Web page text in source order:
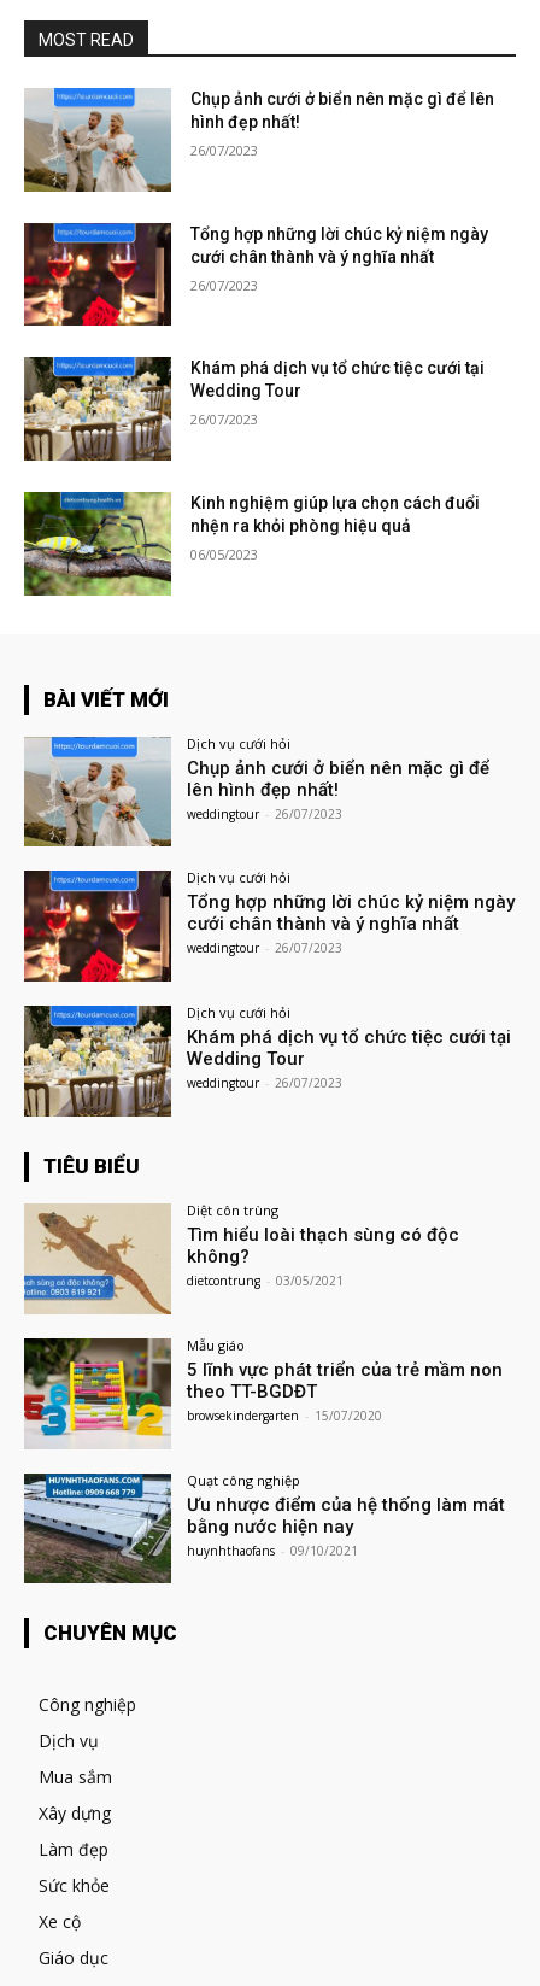
MOST READ
Chụp ảnh cưới ở biển nên mặc gì để lên
hình đẹp nhất!
26/07/2023
Tổng hợp những lời chúc kỷ niệm ngày
cưới chân thành và ý nghĩa nhất
26/07/2023
Khám phá dịch vụ tổ chức tiệc cưới tại
Wedding Tour
26/07/2023
Kinh nghiệm giúp lựa chọn cách đuổi
nhện ra khỏi phòng hiệu quả
06/05/2023
BÀI VIẾT MỚI
Dịch vụ cưới hỏi
Chụp ảnh cưới ở biển nên mặc gì để
lên hình đẹp nhất!
weddingtour - 26/07/2023
Dịch vụ cưới hỏi
Tổng hợp những lời chúc kỷ niệm ngày
cưới chân thành và ý nghĩa nhất
weddingtour - 26/07/2023
Dịch vụ cưới hỏi
Khám phá dịch vụ tổ chức tiệc cưới tại
Wedding Tour
weddingtour - 26/07/2023
TIÊU BIỂU
Diệt côn trùng
Tìm hiểu loài thạch sùng có độc
không?
dietcontrung - 03/05/2021
Mẫu giáo
5 lĩnh vực phát triển của trẻ mầm non
theo TT-BGDĐT
browsekindergarten - 15/07/2020
Quạt công nghiệp
Ưu nhược điểm của hệ thống làm mát
bằng nước hiện nay
huynhthaofans - 09/10/2021
CHUYÊN MỤC
Công nghiệp
Dịch vụ
Mua sắm
Xây dựng
Làm đẹp
Sức khỏe
Xe cộ
Giáo dục